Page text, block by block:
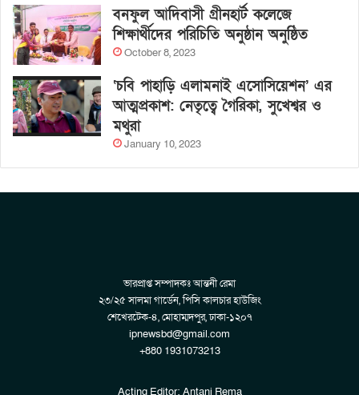
বনফুল আদিবাসী গ্রীনহার্ট কলেজে
শিক্ষার্থীদের পরিচিতি অনুষ্ঠান অনুষ্ঠিত
October 8, 2023
‘চবি পাহাড়ি এলামনাই এসোসিয়েশন’ এর
আত্মপ্রকাশ: নেতৃত্বে গৈরিকা, সুখেশ্বর ও
মথুরা
January 10, 2023
ভারপ্রাপ্ত সম্পাদকঃ আন্তনী রেমা
২৩/২৫ সালমা গার্ডেন, পিসি কালচার হাউজিং
শেখেরটেক-৪, মোহাম্মদপুর, ঢাকা-১২০৭
ipnewsbd@gmail.com
+880 1931073213
Acting Editor: Antani Rema